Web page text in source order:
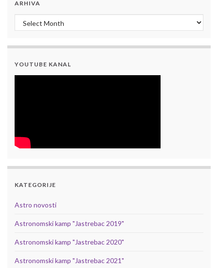
ARHIVA
Arhiva
YOUTUBE KANAL
KATEGORIJE
Astro novosti
Astronomski kamp "Jastrebac 2019"
Astronomski kamp "Jastrebac 2020"
Astronomski kamp "Jastrebac 2021"